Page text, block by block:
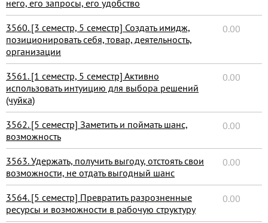
него, его запросы, его удобство
3560. [3 семестр, 5 семестр] Создать имидж,
позиционировать себя, товар, деятельность,
организации
0.00
3561. [1 семестр, 5 семестр] Активно
использовать интуицию для выбора решений
(чуйка)
0.00
3562. [5 семестр] Заметить и поймать шанс,
возможность
0.00
3563. Удержать, получить выгоду, отстоять свои
возможности, не отдать выгодный шанс
0.00
3564. [5 семестр] Превратить разрозненные
ресурсы и возможности в рабочую структуру
0.00